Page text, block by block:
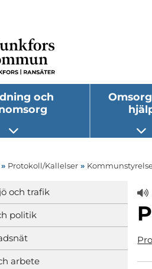
och
Öppna undermeny
» Protokoll/Kallelser »
och trafik
politik
arbete